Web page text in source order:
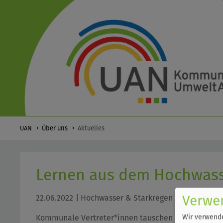
UAN Über uns Aktuelles
Lernen aus dem
22.06.2022 | Hochwasser & Starkregen |
Kommunale Vertreter*innen tauschen sich aus zum
Wir